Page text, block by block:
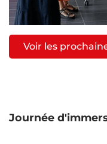
Voir les
Journée